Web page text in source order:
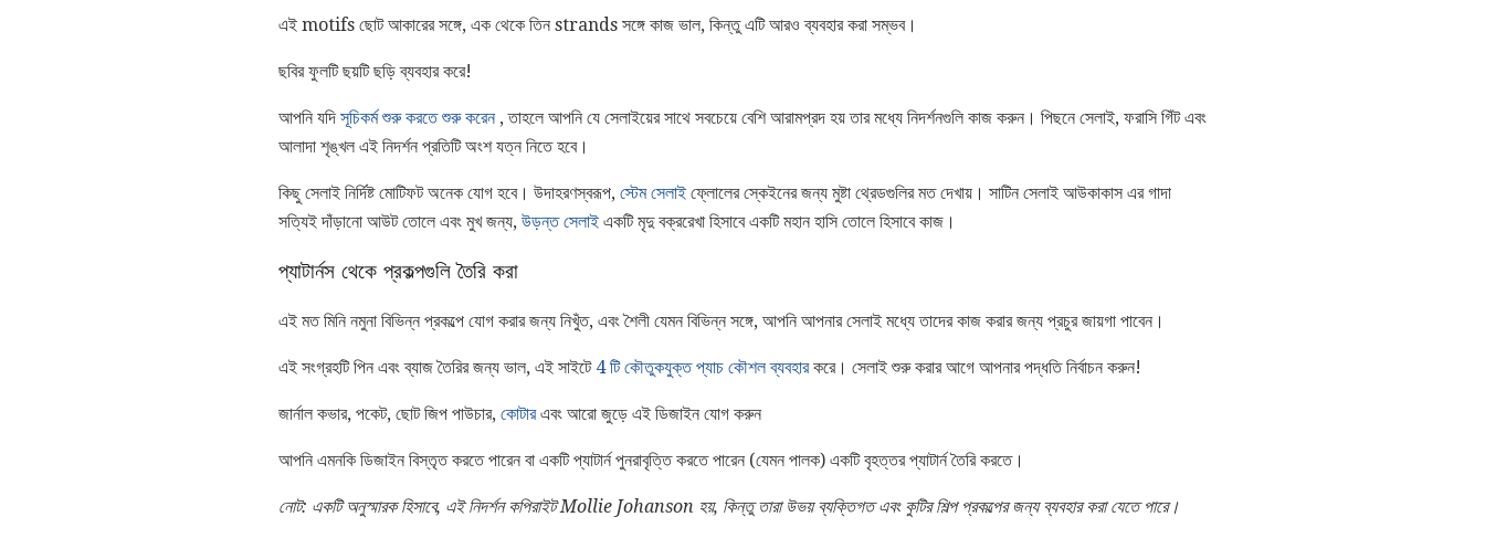
এই motifs ছোট আকারের সঙ্গে, এক থেকে তিন strands সঙ্গে কাজ ভাল, কিন্তু এটি আরও ব্যবহার করা সম্ভব।
ছবির ফুলটি ছয়টি ছড়ি ব্যবহার করে!
আপনি যদি সূচিকর্ম শুরু করতে শুরু করেন, তাহলে আপনি যে সেলাইয়ের সাথে সবচেয়ে বেশি আরামপ্রদ হয় তার মধ্যে নিদর্শনগুলি কাজ করুন। পিছনে সেলাই, ফরাসি গিঁট এবং
আলাদা শৃঙ্খল এই নিদর্শন প্রতিটি অংশ যত্ন নিতে হবে।
কিছু সেলাই নির্দিষ্ট মোটিফট অনেক যোগ হবে। উদাহরণস্বরূপ, স্টেম সেলাই ফ্লোলের স্কেইনের জন্য মুষ্টা থ্রেডগুলির মত দেখায়। সাটিন সেলাই আউকাকাস এর গাদা
সত্যিই দাঁড়ানো আউট তোলে এবং মুখ জন্য, উড়ন্ত সেলাই একটি মৃদু বক্ররেখা হিসাবে একটি মহান হাসি তোলে হিসাবে কাজ।
প্যাটার্নস থেকে প্রকল্পগুলি তৈরি করা
এই মত মিনি নমুনা বিভিন্ন প্রকল্পে যোগ করার জন্য নিখুঁত, এবং শৈলী যেমন বিভিন্ন সঙ্গে, আপনি আপনার সেলাই মধ্যে তাদের কাজ করার জন্য প্রচুর জায়গা পাবেন।
এই সংগ্রহটি পিন এবং ব্যাজ তৈরির জন্য ভাল, এই সাইটে 4 টি কৌতুকযুক্ত প্যাচ কৌশল ব্যবহারকরে। সেলাই শুরু করার আগে আপনার পদ্ধতি নির্বাচন করুন!
জার্নাল কভার, পকেট, ছোট জিপ পাউচার, কোটারএবং আরো জুড়ে এই ডিজাইন যোগ করুন
আপনি এমনকি ডিজাইন বিস্তৃত করতে পারেন বা একটি প্যাটার্ন পুনরাবৃত্তি করতে পারেন (যেমন পালক) একটি বৃহত্তর প্যাটার্ন তৈরি করতে।
নোট: একটি অনুস্মারক হিসাবে, এই নিদর্শন কপিরাইট Mollie Johanson হয়, কিন্তু তারা উভয় ব্যক্তিগত এবং কুটির শিল্প প্রকল্পের জন্য ব্যবহার করা যেতে পারে।